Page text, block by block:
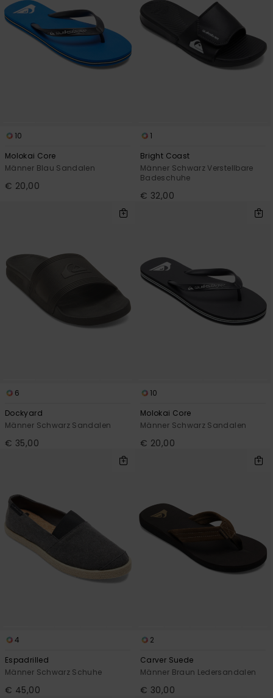
10
Molokai Core
Männer Blau Sandalen
€ 20,00
1
Bright Coast
Männer Schwarz Verstellbare
Badeschuhe
€ 32,00
6
Dockyard
Männer Schwarz Sandalen
€ 35,00
10
Molokai Core
Männer Schwarz Sandalen
€ 20,00
4
Espadrilled
Männer Schwarz Schuhe
€ 45,00
2
Carver Suede
Männer Braun Ledersandalen
€ 30,00